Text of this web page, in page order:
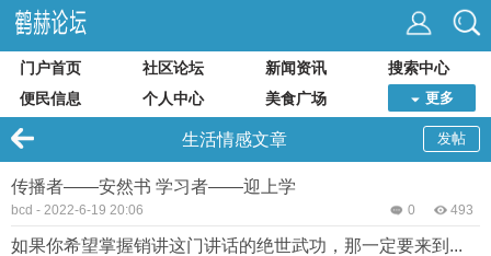
门户首页 社区论坛 新闻资讯
搜索中心
便民信息
个人中心 美食广场 更多
发帖
生活情感文章
传播者——安然书 学习者——迎上学
bcd - 2022-6-19 20:06 493
0
如果你希望掌握销讲这门讲话的绝世武功，那一定要来到...